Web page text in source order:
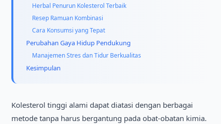
Herbal Penurun Kolesterol Terbaik
Resep Ramuan Kombinasi
Cara Konsumsi yang Tepat
Perubahan Gaya Hidup Pendukung
Manajemen Stres dan Tidur Berkualitas
Kesimpulan
Kolesterol tinggi alami dapat diatasi dengan berbagai
metode tanpa harus bergantung pada obat-obatan kimia.